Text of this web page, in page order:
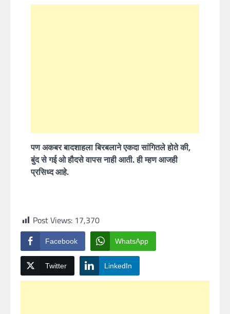
पण अकबर बादशाहला बिरबलाने एकदा सांगितले होते की,
बुंद से गई ओ हौदसे वापस नाही आती. ही म्हण आजही
प्रसिध्द आहे.
Post Views: 17,370
Facebook WhatsApp
Twitter LinkedIn